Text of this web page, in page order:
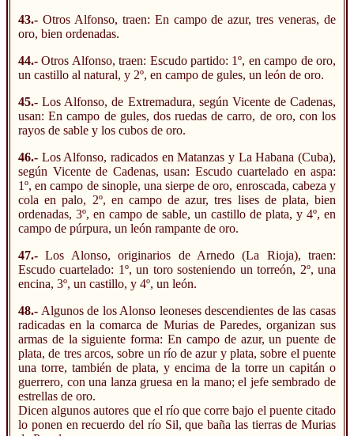
43.- Otros Alfonso, traen: En campo de azur, tres veneras, de
oro, bien ordenadas.
44.- Otros Alfonso, traen: Escudo partido: 1º, en campo de oro,
un castillo al natural, y 2º, en campo de gules, un león de oro.
45.- Los Alfonso, de Extremadura, según Vicente de Cadenas,
usan: En campo de gules, dos ruedas de carro, de oro, con los
rayos de sable y los cubos de oro.
46.- Los Alfonso, radicados en Matanzas y La Habana (Cuba),
según Vicente de Cadenas, usan: Escudo cuartelado en aspa:
1º, en campo de sinople, una sierpe de oro, enroscada, cabeza y
cola en palo, 2º, en campo de azur, tres lises de plata, bien
ordenadas, 3º, en campo de sable, un castillo de plata, y 4º, en
campo de púrpura, un león rampante de oro.
47.- Los Alonso, originarios de Arnedo (La Rioja), traen:
Escudo cuartelado: 1º, un toro sosteniendo un torreón, 2º, una
encina, 3º, un castillo, y 4º, un león.
48.- Algunos de los Alonso leoneses descendientes de las casas
radicadas en la comarca de Murias de Paredes, organizan sus
armas de la siguiente forma: En campo de azur, un puente de
plata, de tres arcos, sobre un río de azur y plata, sobre el puente
una torre, también de plata, y encima de la torre un capitán o
guerrero, con una lanza gruesa en la mano; el jefe sembrado de
estrellas de oro.
Dicen algunos autores que el río que corre bajo el puente citado
lo ponen en recuerdo del río Sil, que baña las tierras de Murias